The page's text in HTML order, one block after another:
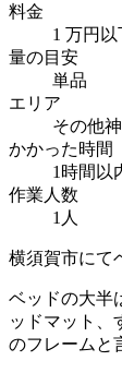
料金
1 万円以
量の目安
単品
エリア
その他神
かかった時間
1時間以
作業人数
1人
横須賀市にて
ベッドの大半
ッドマット、
のフレームと